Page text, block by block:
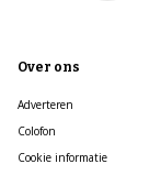
Over ons
Adverteren
Colofon
Cookie informatie